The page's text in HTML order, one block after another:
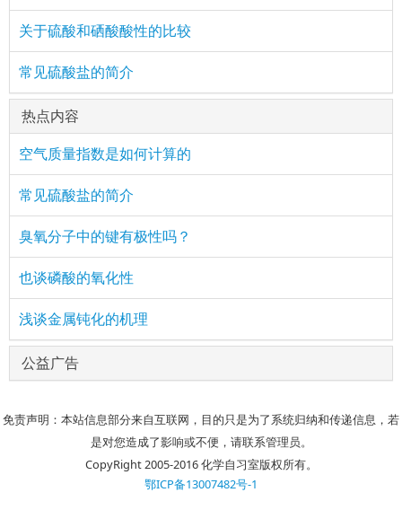
关于硫酸和硒酸酸性的比较
常见硫酸盐的简介
热点内容
空气质量指数是如何计算的
常见硫酸盐的简介
臭氧分子中的键有极性吗？
也谈磷酸的氧化性
浅谈金属钝化的机理
公益广告
免责声明：本站信息部分来自互联网，目的只是为了系统归纳和传递信息，若
是对您造成了影响或不便，请联系管理员。
CopyRight 2005-2016 化学自习室版权所有。
鄂ICP备13007482号-1